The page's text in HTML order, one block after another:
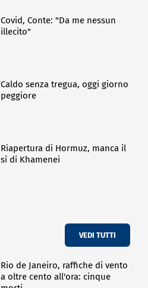
Covid, Conte: "Da me nessun
illecito"
Caldo senza tregua, oggi giorno
peggiore
Riapertura di Hormuz, manca il
sì di Khamenei
VEDI TUTTI
Rio de Janeiro, raffiche di vento
a oltre cento all'ora: cinque